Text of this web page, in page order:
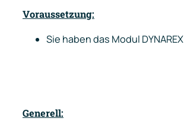
Voraussetzung:
Sie haben das Modul DYNAREX
Generell: